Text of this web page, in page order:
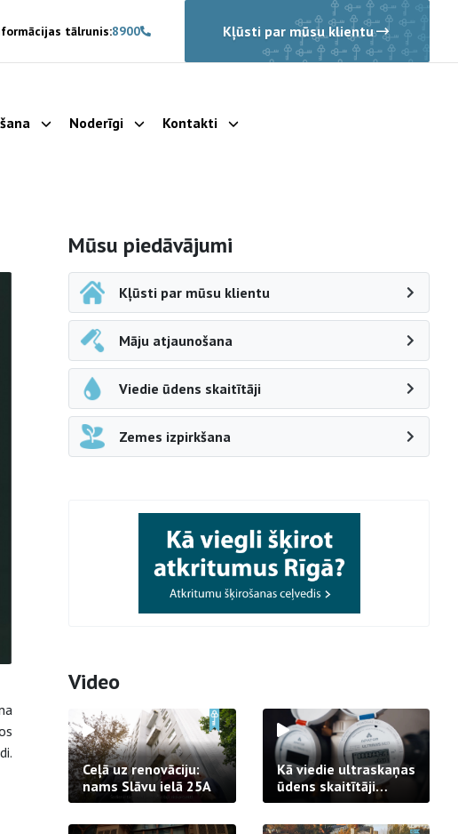
tālrunis:8900 Kļūsti par mūsu klientu
Parādīt apakšizvēlni
Noderīgi Parādīt apakšizvēlni
Kontakti Parādīt apakšizvēlni
Sāna navigācija
Mūsu piedāvājumi
Kļūsti par mūsu klientu
Māju atjaunošana
Viedie ūdens skaitītāji
Zemes izpirkšana
Video
Ceļā uz renovāciju:
nams Slāvu ielā 25A
Kā viedie ultraskaņas
ūdens skaitītāji
strādā praksē